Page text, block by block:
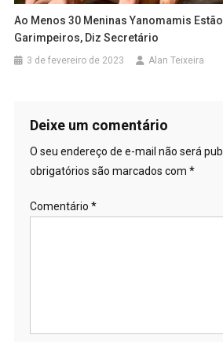
Ao Menos 30 Meninas Yanomamis
Garimpeiros, Diz Secretário
3 de fevereiro de 2023 Alan Teixeira
Deixe um comentário
O seu endereço de e-mail não será
obrigatórios são marcados com *
Comentário *